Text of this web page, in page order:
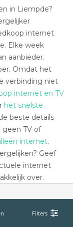
in Liempde?
internet
Elke week
aanbieder.
Omdat het
verbinding niet
internet en TV
het snelste
beste details
geen TV of
internet.
Geef
internet
over.
Filters